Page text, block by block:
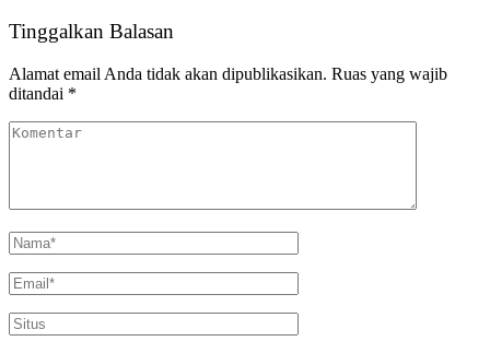
Tinggalkan Balasan
Alamat email Anda tidak akan dipublikasikan. Ruas yang wajib
ditandai *